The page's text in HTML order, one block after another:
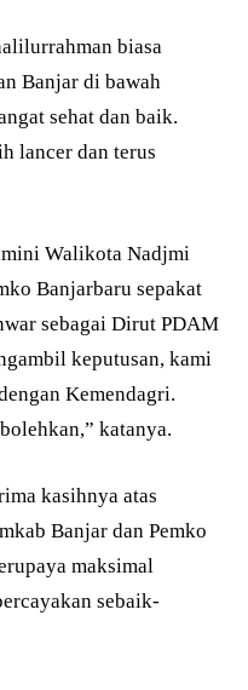
biasa
Banjar di bawah
sehat dan baik.
lancer dan terus
Walikota Nadjmi
Banjarbaru sepakat
sebagai Dirut PDAM
keputusan, kami
Kemendagri.
katanya.
kasihnya atas
Banjar dan Pemko
maksimal
sebaik-